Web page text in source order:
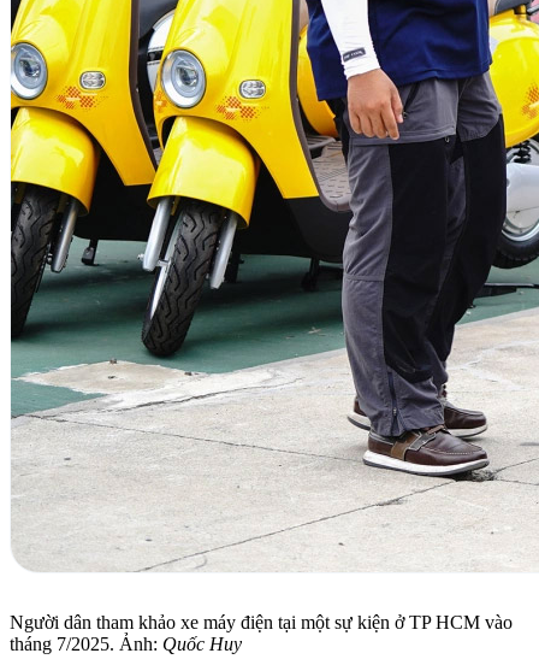
Người dân tham khảo xe máy điện tại một sự kiện ở TP HCM vào
tháng 7/2025. Ảnh: Quốc Huy